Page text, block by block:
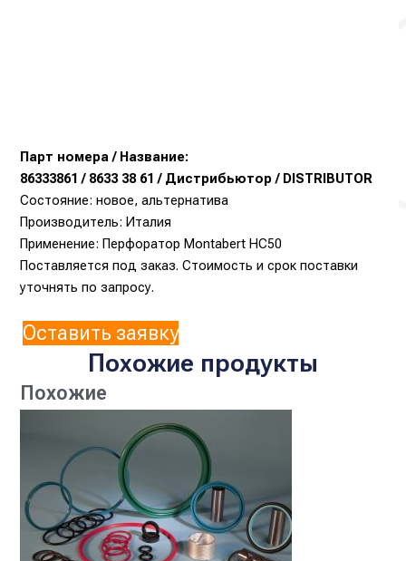
Парт номера / Название:
86333861 / 8633 38 61 / Дистрибьютор / DISTRIBUTOR
Состояние: новое, альтернатива
Производитель: Италия
Применение: Перфоратор Montabert HC50
Поставляется под заказ. Стоимость и срок поставки
уточнять по запросу.
Оставить заявку
Похожие продукты
Похожие